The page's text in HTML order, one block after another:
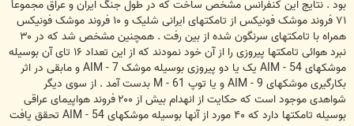
بود . نتايج اين کنفرانس مشخص ساخت که در طول جنگ ايران و عراق مجموعأ
۷۱ فروند موشک فونيکس از تامکتهای ايرانی شليک و ۱۰ فروند موشک فونيکس
همراه با تامکتهای سرنگون شده از بين رفت . همچنين مشخص شد که در ۳۰
نبرد هوائی تامکتها پيروزی را از آن خود نمودند که از اين تعداد ۱۶ تای آن بوسيله
موشکهای AIM - 54 يک يا دو پيروزی بوسيله موشک AIM - 7 و مابقی در اثر
بکارگيری موشکهای AIM - 9 و يا توپ M - 61 بدست آمد . از سوی ديگر
شواهدی موجود است که حکايت از انهدام بيش از ۲۰۰ فروند هواپيمای عراقی
بوسيله تامکتها دارد که ۴۰ مورد از آنها بوسيله موشکهای AIM - 54 تحقق يافت